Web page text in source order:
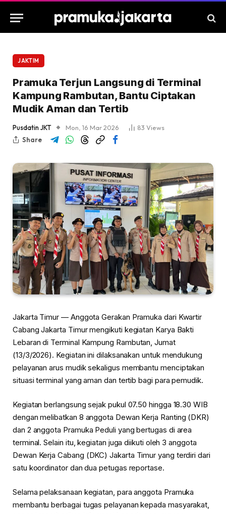
JAKTIM
Pramuka Terjun Langsung di Terminal
Kampung Rambutan, Bantu Ciptakan
Mudik Aman dan Tertib
Pusdatin JKT Mon, 16 Mar 2026 83 Views
Share
Jakarta Timur — Anggota Gerakan Pramuka dari Kwartir
Cabang Jakarta Timur mengikuti kegiatan Karya Bakti
Lebaran di Terminal Kampung Rambutan, Jumat
(13/3/2026). Kegiatan ini dilaksanakan untuk mendukung
pelayanan arus mudik sekaligus membantu menciptakan
situasi terminal yang aman dan tertib bagi para pemudik.
Kegiatan berlangsung sejak pukul 07.50 hingga 18.30 WIB
dengan melibatkan 8 anggota Dewan Kerja Ranting (DKR)
dan 2 anggota Pramuka Peduli yang bertugas di area
terminal. Selain itu, kegiatan juga diikuti oleh 3 anggota
Dewan Kerja Cabang (DKC) Jakarta Timur yang terdiri dari
satu koordinator dan dua petugas reportase.
Selama pelaksanaan kegiatan, para anggota Pramuka
membantu berbagai tugas pelayanan kepada masyarakat,